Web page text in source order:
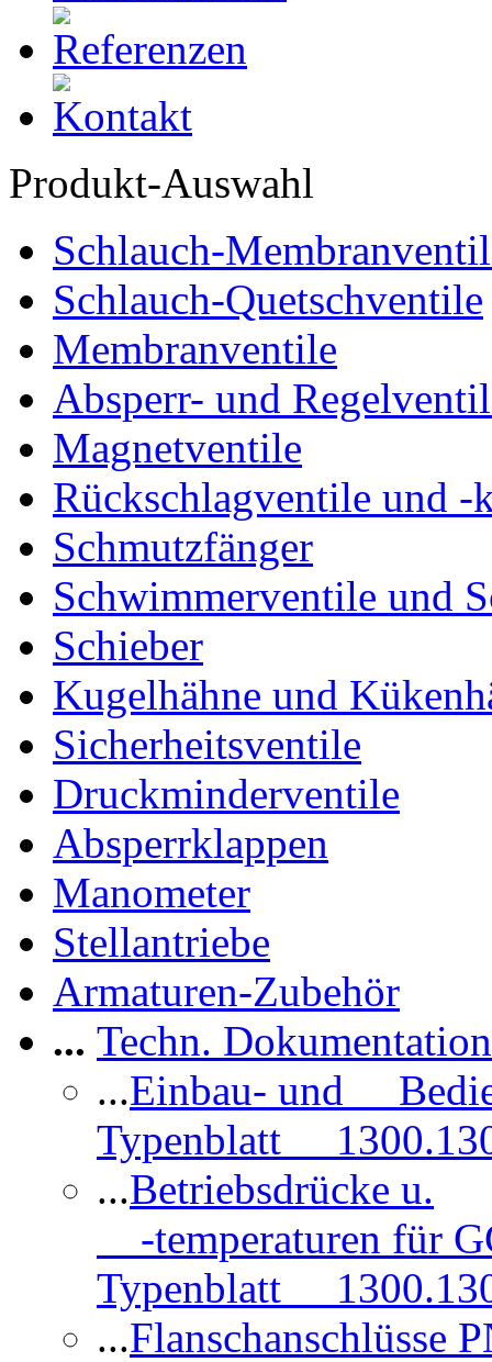
Produkt-Auswahl
Schlauch-
Schlauch-Quetschventile
Membranventile
Absperr- und
Magnetventile
Rückschlagventile und -
Schmutzfänger
Schwimmerventile und
Schieber
Kugelhähne und
Sicherheitsventile
Druckminderventile
Absperrklappen
Manometer
Stellantriebe
Armaturen-Zubehör
... Techn.
...Einbau- und
Typenblatt
...Betriebsdrücke u.
-temperaturen für
Typenblatt
...